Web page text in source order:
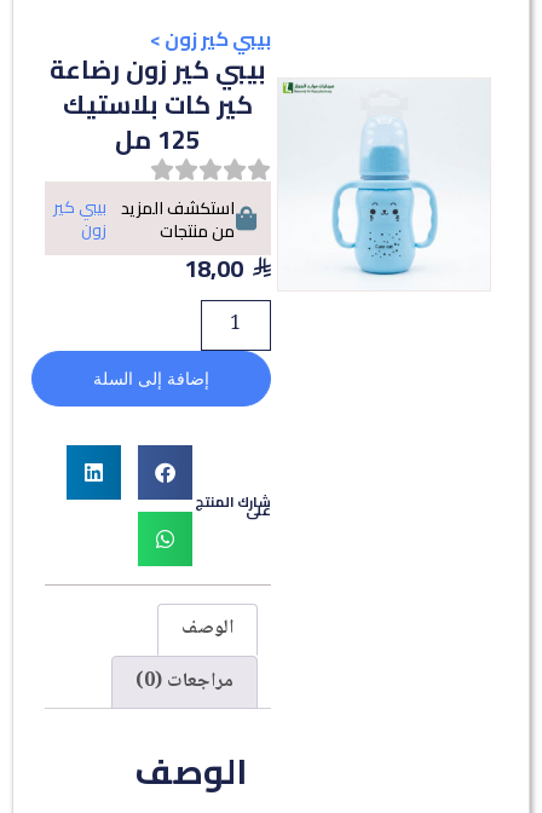
بيبي كير زون>
بيبي كير زون رضاعة
كير كات بلاستيك
125 مل
استكشف المزيد
من منتجات
بيبي كير
زون
18,00
إضافة إلى السلة
شارك المنتج
على
الوصف
مراجعات (0)
الوصف